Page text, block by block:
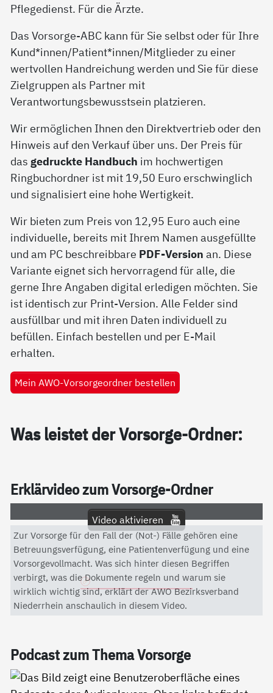
Pflegedienst. Für die Ärzte.
Das Vorsorge-ABC kann für Sie selbst oder für Ihre
Kund*innen/Patient*innen/Mitglieder zu einer
wertvollen Handreichung werden und Sie für diese
Zielgruppen als Partner mit
Verantwortungsbewusstsein platzieren.
Wir ermöglichen Ihnen den Direktvertrieb oder den
Hinweis auf den Verkauf über uns. Der Preis für
das gedruckte Handbuch im hochwertigen
Ringbuchordner ist mit 19,50 Euro erschwinglich
und signalisiert eine hohe Wertigkeit.
Wir bieten zum Preis von 12,95 Euro auch eine
individuelle, bereits mit Ihrem Namen ausgefüllte
und am PC beschreibbare PDF-Version an. Diese
Variante eignet sich hervorragend für alle, die
gerne Ihre Angaben digital erledigen möchten. Sie
ist identisch zur Print-Version. Alle Felder sind
ausfüllbar und mit ihren Daten individuell zu
befüllen. Einfach bestellen und per E-Mail
erhalten.
Mein AWO-Vorsorgeordner bestellen
Was leis­tet der Vor­sor­ge-Ord­ner:
Er­klär­vi­deo zum Vor­sor­ge-Ord­ner
Video aktivieren
Mit dem Aktivieren des Videos akzeptieren Sie die
Datenschutzerklärung von YouTube.
Datenschutzerklärung
Zur Vorsorge für den Fall der (Not-) Fälle gehören eine
Betreuungsverfügung, eine Patientenverfügung und eine
Vorsorgevollmacht. Was sich hinter diesen Begriffen
verbirgt, was die Dokumente regeln und warum sie
wirklich wichtig sind, erklärt der AWO Bezirksverband
Niederrhein anschaulich in diesem Video.
Pod­cast zum The­ma Vor­sor­ge